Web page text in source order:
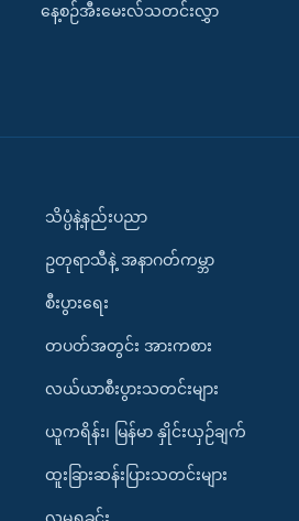
နေ့စဉ်အီးမေးလ်သတင်းလွှာ
သိပ္ပံနဲ့နည်းပညာ
ဥတုရာသီနဲ့ အနာဂတ်ကမ္ဘာ
စီးပွားရေး
တပတ်အတွင်း အားကစား
လယ်ယာစီးပွားသတင်းများ
ယူကရိန်း၊ မြန်မာ နှိုင်းယှဉ်ချက်
ထူးခြားဆန်းပြားသတင်းများ
လူမှုရှုခင်း